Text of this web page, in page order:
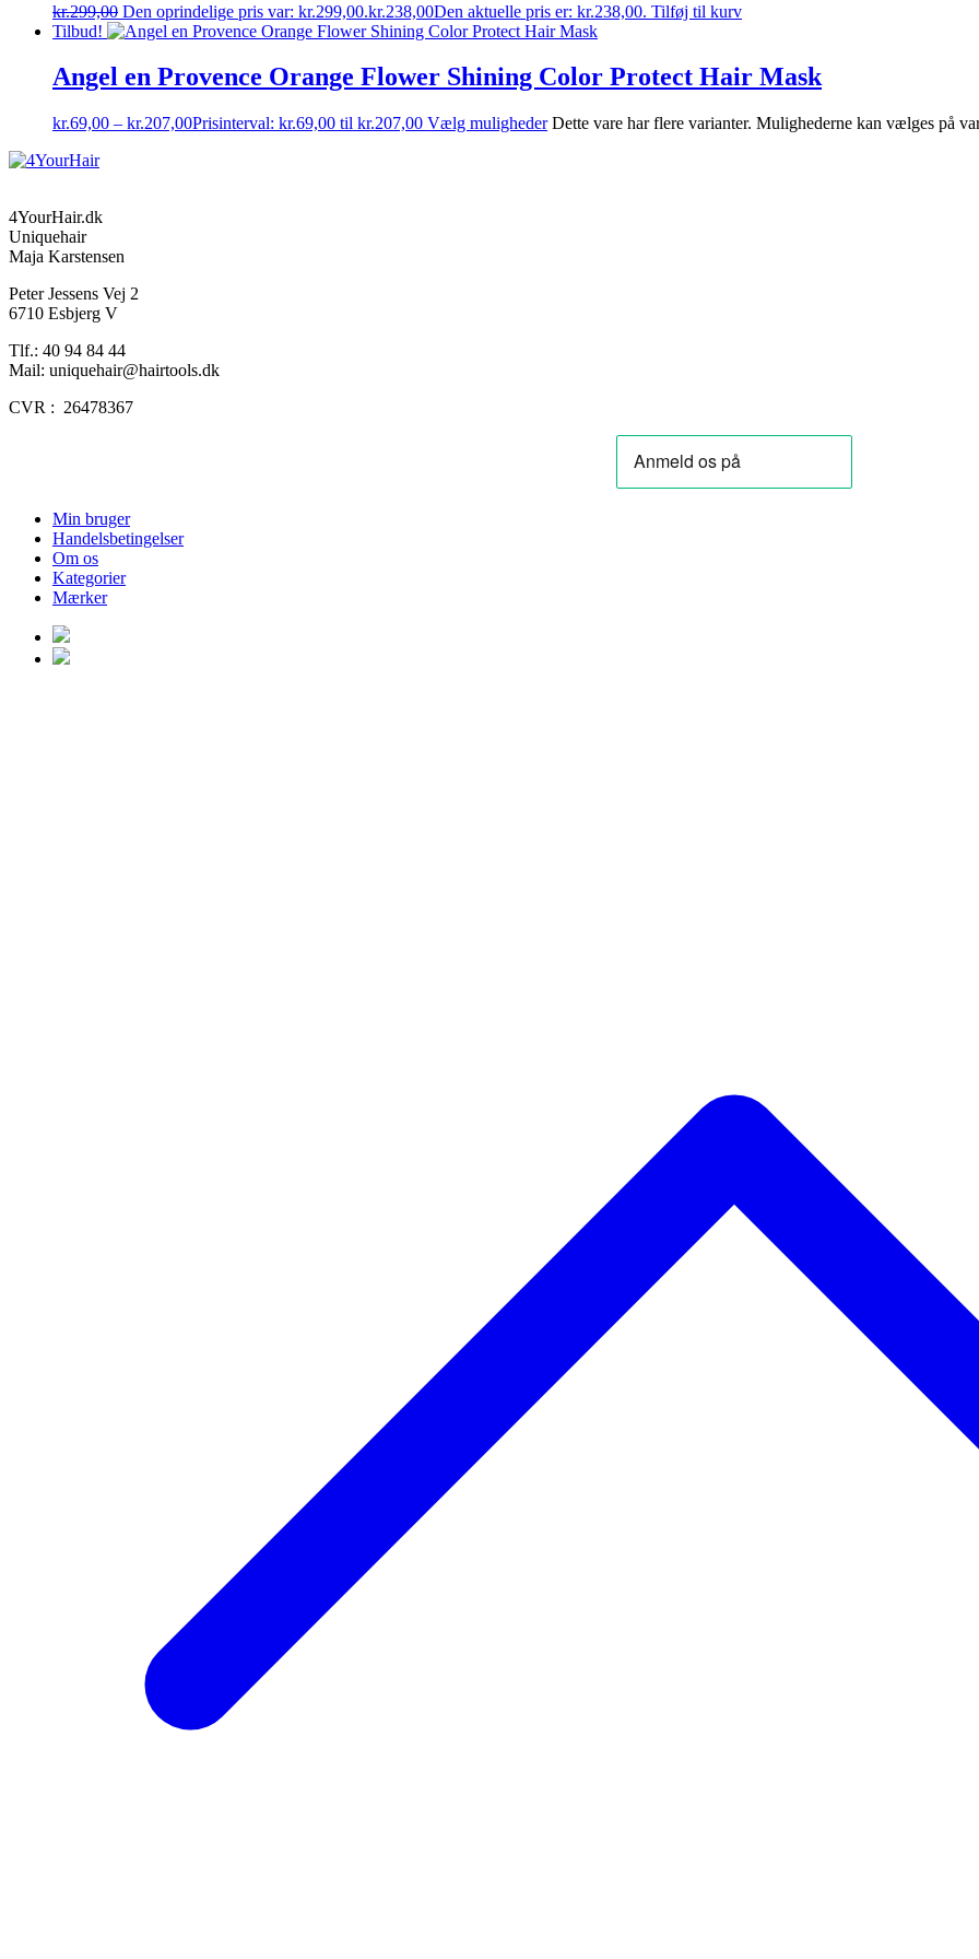
kr.299,00 Den oprindelige pris var: kr.299,00.kr.238,00Den aktuelle pris er: kr.238,00. Tilføj til kurv
Tilbud!
Angel en Provence Orange Flower Shining Color Protect Hair Mask
kr.69,00 – kr.207,00Prisinterval: kr.69,00 til kr.207,00 Vælg muligheder Dette vare har flere varianter. Mulighederne kan vælges på
4YourHair.dk
Uniquehair
Maja Karstensen
Peter Jessens Vej 2
6710 Esbjerg V
Tlf.: 40 94 84 44
Mail: uniquehair@hairtools.dk
CVR : 26478367
Min bruger
Handelsbetingelser
Om os
Kategorier
Mærker